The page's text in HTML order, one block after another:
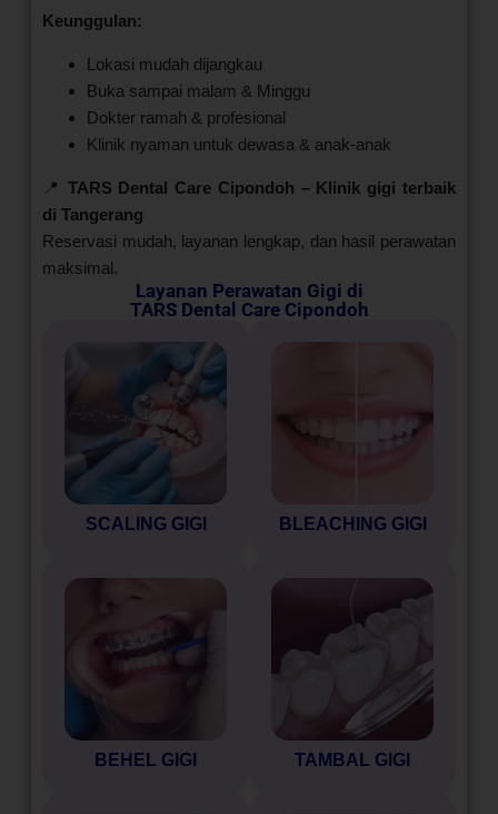
Keunggulan:
Lokasi mudah dijangkau
Buka sampai malam & Minggu
Dokter ramah & profesional
Klinik nyaman untuk dewasa & anak-anak
📍 TARS Dental Care Cipondoh – Klinik gigi terbaik
di Tangerang
Reservasi mudah, layanan lengkap, dan hasil perawatan
maksimal.
Layanan Perawatan Gigi di
TARS Dental Care Cipondoh
SCALING GIGI BLEACHING GIGI
BEHEL GIGI TAMBAL GIGI